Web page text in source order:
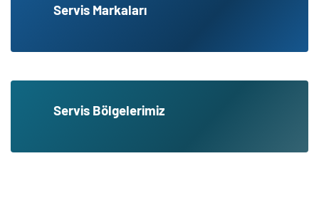
Servis Markaları
Servis Bölgelerimiz